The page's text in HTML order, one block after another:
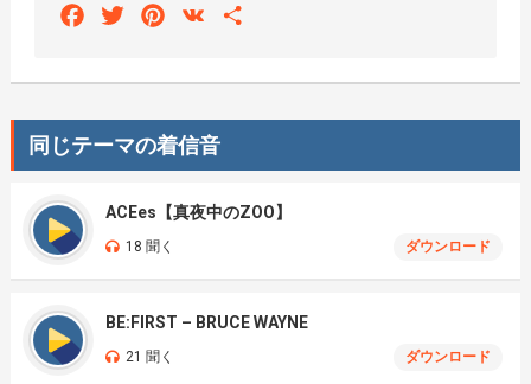
FacebookTwitterPinterest
VK
同じテーマの着信音
ACEes【真夜中のZOO】
18 聞く ダウンロード
BE:FIRST – BRUCE WAYNE
21 聞く ダウンロード